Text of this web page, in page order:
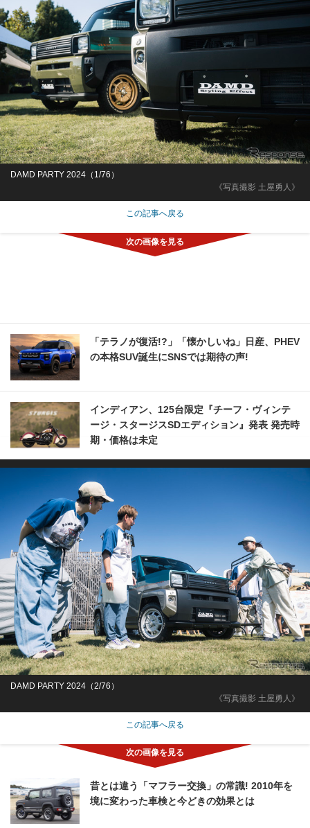
《写真撮影 土屋勇人》
DAMD PARTY 2024（1/76）
この記事へ戻る
「テラノが復活!?」「懐かしいね」日産、PHEV
の本格SUV誕生にSNSでは期待の声!
インディアン、125台限定『チーフ・ヴィンテ
ージ・スタージスSDエディション』発表 発売時
期・価格は未定
《写真撮影 土屋勇人》
DAMD PARTY 2024（2/76）
この記事へ戻る
昔とは違う「マフラー交換」の常識! 2010年を
境に変わった車検と今どきの効果とは